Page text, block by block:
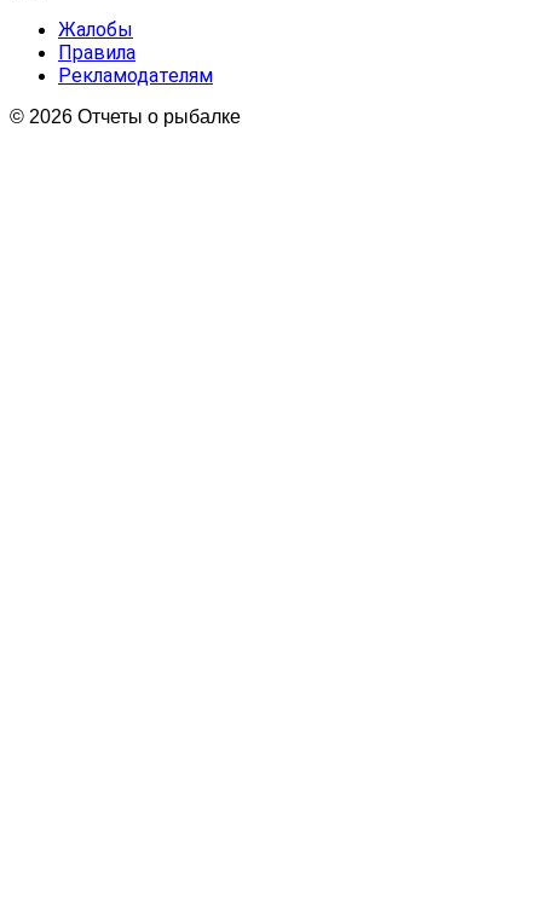
Жалобы
Правила
Рекламодателям
© 2026 Отчеты о рыбалке